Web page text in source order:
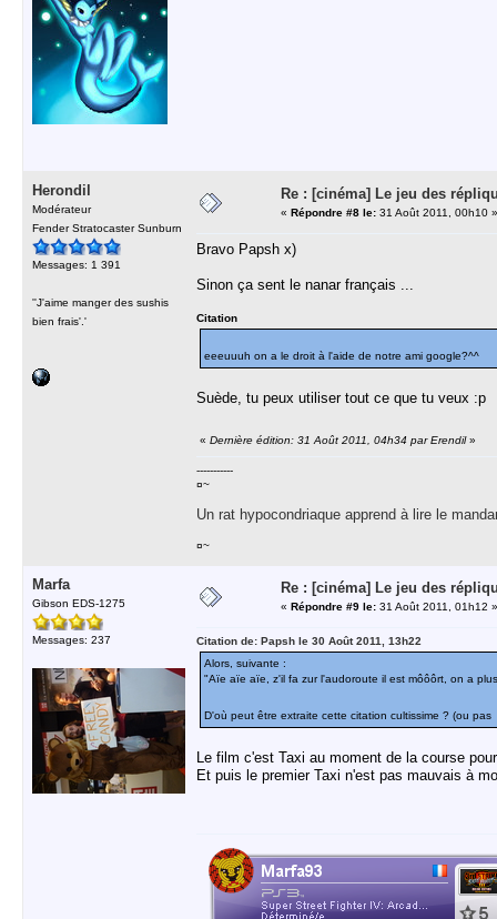
Herondil
Modérateur
Fender Stratocaster Sunburn
Messages: 1 391
''J'aime manger des sushis
bien frais'.'
Re : [cinéma] Le jeu des
« Répondre #8 le: 31 Août 2011, 00h10 »
Bravo Papsh x)
Sinon ça sent le nanar français ...
Citation
eeeuuuh on a le droit à l'aide de notre ami google?^^
Suède, tu peux utiliser tout ce que tu veux :p
« Dernière édition: 31 Août 2011, 04h34 par Erendil»
-----------
¤~
Un rat hypocondriaque apprend à lire le
¤~
Marfa
Gibson EDS-1275
Messages: 237
Re : [cinéma] Le jeu des
« Répondre #9 le: 31 Août 2011, 01h12 »
Citation de: Papsh le 30 Août 2011, 13h22
Alors, suivante :
"Aïe aïe aïe, z'il fa zur l'audoroute il est môôôrt, on a
D'où peut être extraite cette citation cultissime ? (ou pas
Le film c'est Taxi au moment de la course
Et puis le premier Taxi n'est pas mauvais à